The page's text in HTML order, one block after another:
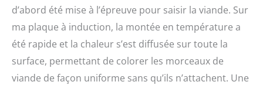
d’abord été mise à l’épreuve pour saisir la viande. Sur
ma plaque à induction, la montée en température a
été rapide et la chaleur s’est diffusée sur toute la
surface, permettant de colorer les morceaux de
viande de façon uniforme sans qu’ils n’attachent. Une